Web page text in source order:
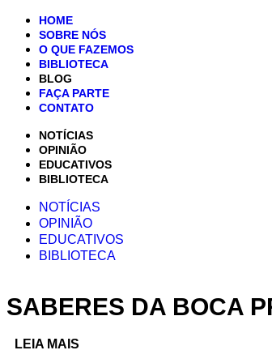
HOME
SOBRE NÓS
O QUE FAZEMOS
BIBLIOTECA
BLOG
FAÇA PARTE
CONTATO
NOTÍCIAS
OPINIÃO
EDUCATIVOS
BIBLIOTECA
NOTÍCIAS
OPINIÃO
EDUCATIVOS
BIBLIOTECA
SABERES DA BOCA
LEIA MAIS